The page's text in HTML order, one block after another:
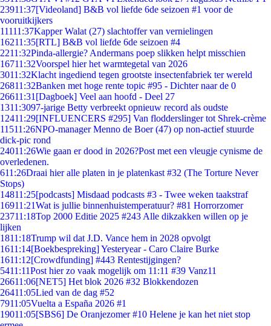
23911:37[Videoland] B&B vol liefde 6de seizoen #1 voor de
vooruitkijkers
11111:37Kapper Walat (27) slachtoffer van vernielingen
16211:35[RTL] B&B vol liefde 6de seizoen #4
2211:32Pinda-allergie? Andermans poep slikken helpt misschien
16711:32Voorspel hier het warmtegetal van 2026
3011:32Klacht ingediend tegen grootste insectenfabriek ter wereld
26811:32Banken met hoge rente topic #95 - Dichter naar de 0
26611:31 [Dagboek] Veel aan hoofd - Deel 27
1311:3097-jarige Betty verbreekt opnieuw record als oudste
12411:29[INFLUENCERS #295] Van flodderslinger tot Shrek-crème
11511:26NPO-manager Menno de Boer (47) op non-actief stuurde
dick-pic rond
24011:26Wie gaan er dood in 2026?Post met een vleugje cynisme de
overledenen.
611:26Draai hier alle platen in je platenkast #32 (The Torture Never
Stops)
14811:25[podcasts] Misdaad podcasts #3 - Twee weken taakstraf
16911:21Wat is jullie binnenhuistemperatuur? #81 Horrorzomer
23711:18Top 2000 Editie 2025 #243 Alle dikzakken willen op je
lijken
1811:18Trump wil dat J.D. Vance hem in 2028 opvolgt
1611:14[Boekbespreking] Yesteryear - Caro Claire Burke
1611:12[Crowdfunding] #443 Rentestijgingen?
5411:11Post hier zo vaak mogelijk om 11:11 #39 Vanz11
26611:06[NET5] Het blok 2026 #32 Blokkendozen
26411:05Lied van de dag #52
7911:05Vuelta a España 2026 #1
19011:05[SBS6] De Oranjezomer #10 Helene je kan het niet stop